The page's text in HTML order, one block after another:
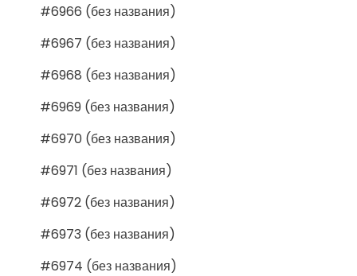
#6966 (без названия)
#6967 (без названия)
#6968 (без названия)
#6969 (без названия)
#6970 (без названия)
#6971 (без названия)
#6972 (без названия)
#6973 (без названия)
#6974 (без названия)